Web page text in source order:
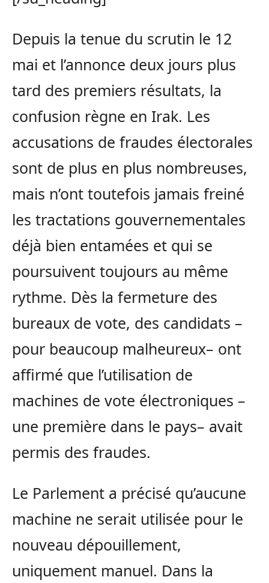
Depuis la tenue du scrutin le 12
mai et l’annonce deux jours plus
tard des premiers résultats, la
confusion règne en Irak. Les
accusations de fraudes électorales
sont de plus en plus nombreuses,
mais n’ont toutefois jamais freiné
les tractations gouvernementales
déjà bien entamées et qui se
poursuivent toujours au même
rythme. Dès la fermeture des
bureaux de vote, des candidats –
pour beaucoup malheureux– ont
affirmé que l’utilisation de
machines de vote électroniques –
une première dans le pays– avait
permis des fraudes.
Le Parlement a précisé qu’aucune
machine ne serait utilisée pour le
nouveau dépouillement,
uniquement manuel. Dans la